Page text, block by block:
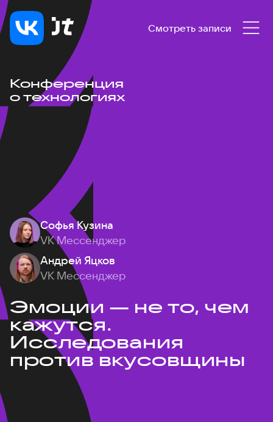
Смотреть записи
Конференция
о технологиях
Софья Кузина
VK Мессенджер
Андрей Яцков
VK Мессенджер
Эмоции — не то, чем
кажутся.
Исследования
против вкусовщины